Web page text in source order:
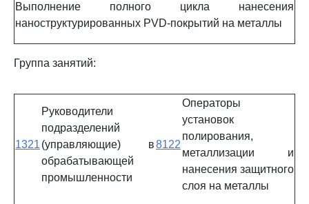
Выполнение полного цикла нанесения
наноструктурированных PVD-покрытий на металлы
Группа занятий:
1321
Руководители
подразделений
(управляющие) в
обрабатывающей
промышленности
8122
Операторы
установок
полирования,
металлизации и
нанесения защитного
слоя на металлы